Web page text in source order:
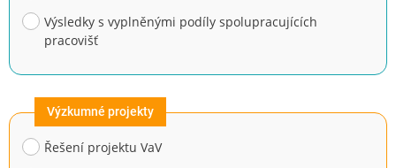
Výsledky s vyplněnými podíly spolupracujících
pracovišť
Výzkumné projekty
Řešení projektu VaV